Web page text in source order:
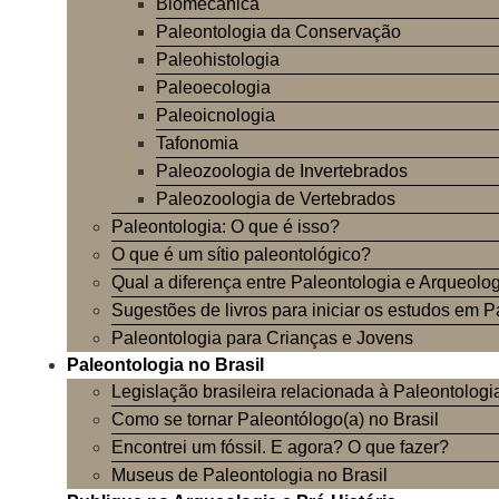
Biomecânica
Paleontologia da Conservação
Paleohistologia
Paleoecologia
Paleoicnologia
Tafonomia
Paleozoologia de Invertebrados
Paleozoologia de Vertebrados
Paleontologia: O que é isso?
O que é um sítio paleontológico?
Qual a diferença entre Paleontologia e
Sugestões de livros para iniciar os estudos em
Paleontologia para Crianças e Jovens
Paleontologia no Brasil
Legislação brasileira relacionada à
Como se tornar Paleontólogo(a) no Brasil
Encontrei um fóssil. E agora? O que fazer?
Museus de Paleontologia no Brasil